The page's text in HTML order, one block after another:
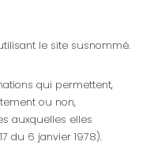
le site susnommé.
qui permettent,
ou non,
auxquelles elles
du 6 janvier 1978).